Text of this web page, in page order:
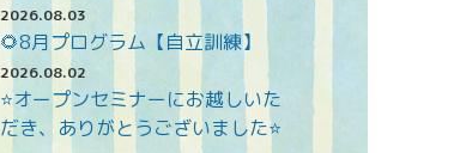
2026.08.03
🌻8月プログラム【自立訓練】
2026.08.02
⭐オープンセミナーにお越しいた
だき、ありがとうございました⭐